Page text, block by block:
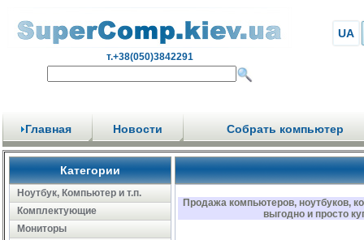
т.+38(050)3842291
UA
Главная Новости Собрать компьютер
Категории
Ноутбук, Компьютер и т.п.
Комплектующие
Мониторы
Продажа компьютеров, ноутбуков,
выгодно и просто